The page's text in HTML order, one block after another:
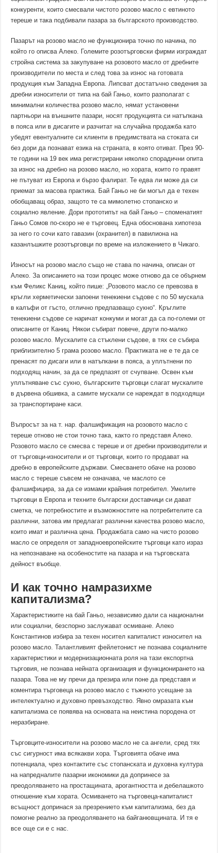
конкуренти, които смесвали чистото розово масло с евтиното
тереше и така подбивали пазара за българското производство.
Пазарът на розово масло не функционира точно по начина, по
който го описва Алеко. Големите розотърговски фирми изграждат
стройна система за закупуване на розовото масло от дребните
производители по места и след това за износ на готовата
продукция към Западна Европа. Липсват достатъчно сведения за
дребни износители от типа на бай Ганьо, които разполагат с
минимални количества розово масло, нямат установени
партньори на външните пазари, носят продукцията си натъпкана
в пояса или в дисагите и разчитат на случайна продажба като
убедят евентуалните си клиенти в предимствата на стоката си
без дори да познават езика на страната, в която отиват. През 90-
те години на 19 век има регистрирани няколко спорадични опита
за износ на дребно на розово масло, но хората, които го правят
не пътуват из Европа и бързо фалират. Те едва ли може да си
приемат за масова практика. Бай Ганьо не би могъл да е техен
обобщаващ образ, защото те са мимолетно стопанско и
социално явление. Дори прототипът на бай Ганьо – споменатият
Ганьо Сомов по-скоро не е търговец. Една обоснована хипотеза
за него го сочи като гавазин (охранител) в павилиона на
казанлъшките розотърговци по време на изложението в Чикаго.
Износът на розово масло също не става по начина, описан от
Алеко. За описанието на този процес може отново да се обърнем
към Феликс Каниц, който пише: „Розовото масло се превозва в
кръгли херметически запоени тенекиени съдове с по 50 мускала
в калъфи от гъсто, отлично предпазващо сукно“. Кръглите
тенекиени съдове се наричат конкуми и могат да са по-големи от
описаните от Каниц. Някои събират повече, други по-малко
розово масло. Мускалите са стъклени съдове, в тях се събира
приблизително 5 грама розово масло. Практиката не е те да се
пренасят по дисаги или в натъпкани в пояса, а уплътнени по
подходящ начин, за да се предпазят от счупване. Освен към
уплътняване със сукно, българските търговци слагат мускалите
в дървена обшивка, а самите мускали се нареждат в подходящи
за транспортиране каси.
Въпросът за на т. нар. фалшификация на розовото масло с
тереше отново не стои точно така, както го представя Алеко.
Розовото масло се смесва с тереше и от дребни производители и
от търговци-износители и от търговци, които го продават на
дребно в европейските държави. Смесването обаче на розово
масло с тереше съвсем не означава, че маслото се
фалшифицира, за да се измами крайния потребител. Умелите
търговци в Европа и техните български доставчици си дават
сметка, че потребностите и възможностите на потребителите са
различни, затова им предлагат различни качества розово масло,
които имат и различна цена. Продажбата само на чисто розово
масло се определя от западноевропейските търговци като израз
на непознаване на особеностите на пазара и на търговската
дейност въобще.
И как точно намразихме
капитализма?
Характеристиките на бай Ганьо, независимо дали са национални
или социални, безспорно заслужават осмиване. Алеко
Константинов избира за техен носител капиталист износител на
розово масло. Талантливият фейлетонист не познава социалните
характеристики и модернизационната роля на тази експортна
търговия, не познава нейната организация и функционирането на
пазара. Това не му пречи да презира или поне да представя и
коментира търговеца на розово масло с тъжното усещане за
интелектуално и духовно превъзходство. Явно омразата към
капитализма се появява на основата на неистина породена от
неразбиране.
Търговците-износители на розово масло не са ангели, сред тях
със сигурност има всякакви хора. Търговията обаче има
потенциала, чрез контактите със стопанската и духовна култура
на напредналите пазарни икономики да допринесе за
преодоляването на простащината, арогантността и дебелашкото
отношение към хората. Осмиването на търговеца-капиталист
всъщност допринася за презрението към капитализма, без да
помогне реално за преодоляването на байганювщината. И тя е
все още си е с нас.